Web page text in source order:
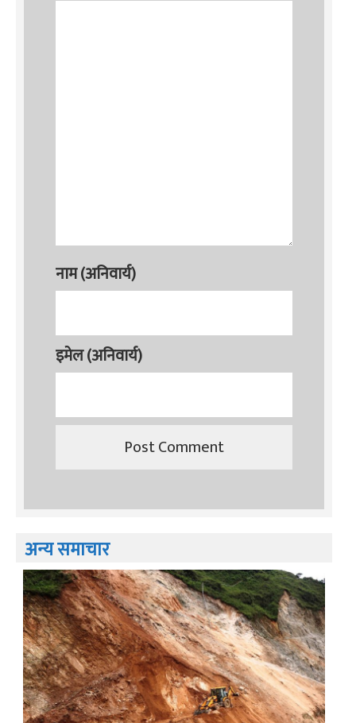
नाम (अनिवार्य)
इमेल (अनिवार्य)
अन्य समाचार